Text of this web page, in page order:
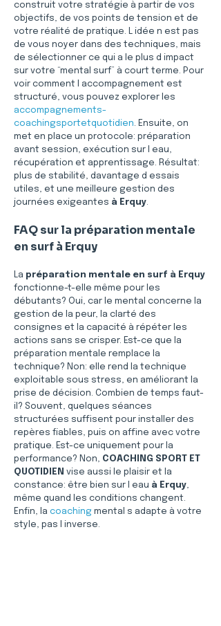
construit votre stratégie à partir de vos
objectifs, de vos points de tension et de
votre réalité de pratique. L idée n est pas
de vous noyer dans des techniques, mais
de sélectionner ce qui a le plus d impact
sur votre “mental surf” à court terme. Pour
voir comment l accompagnement est
structuré, vous pouvez explorer les
accompagnements-
coachingsportetquotidien. Ensuite, on
met en place un protocole: préparation
avant session, exécution sur l eau,
récupération et apprentissage. Résultat:
plus de stabilité, davantage d essais
utiles, et une meilleure gestion des
journées exigeantes à Erquy.
FAQ sur la préparation mentale
en surf à Erquy
La préparation mentale en surf à Erquy
fonctionne-t-elle même pour les
débutants? Oui, car le mental concerne la
gestion de la peur, la clarté des
consignes et la capacité à répéter les
actions sans se crisper. Est-ce que la
préparation mentale remplace la
technique? Non: elle rend la technique
exploitable sous stress, en améliorant la
prise de décision. Combien de temps faut-
il? Souvent, quelques séances
structurées suffisent pour installer des
repères fiables, puis on affine avec votre
pratique. Est-ce uniquement pour la
performance? Non, COACHING SPORT ET
QUOTIDIEN vise aussi le plaisir et la
constance: être bien sur l eau à Erquy,
même quand les conditions changent.
Enfin, la coaching mental s adapte à votre
style, pas l inverse.